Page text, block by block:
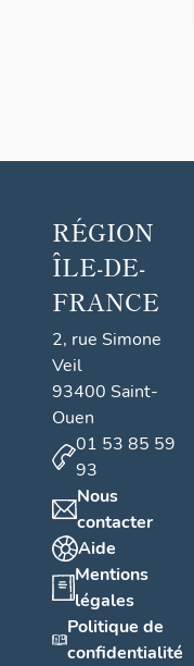
RÉGION
ÎLE-DE-
FRANCE
2, rue Simone
Veil
93400 Saint-
Ouen
01 53 85 59
93
Nous
contacter
Aide
Mentions
légales
Politique de
confidentialité